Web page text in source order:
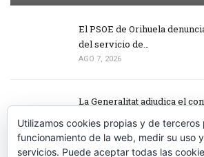
El PSOE de Orihuela
del servicio de…
AGO 7, 2026
La Generalitat adjudica el
proyecto de…
AGO 7, 2026
Utilizamos cookies propias y de
funcionamiento de la web, medir su uso
servicios. Puede aceptar todas las